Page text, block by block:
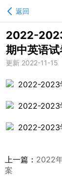
返回
2022-
期中英语试
更新 2022-11-15
上一篇： 2022
案